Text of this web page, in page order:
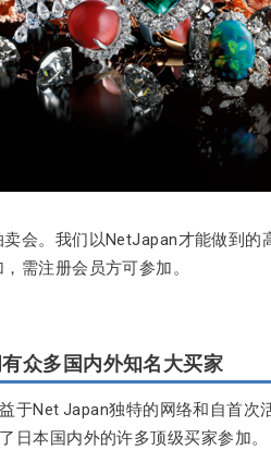
会。我们以NetJapan才能做到的
需注册会员方可参加。
众多国内外知名大买家
于Net Japan独特的网络和自首次
日本国内外的许多顶级买家参加。